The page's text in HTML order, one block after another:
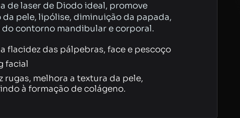
de laser de Diodo ideal, promove
da pele, lipólise, diminuição da papada,
do contorno mandibular e corporal.
flacidez das pálpebras, face e pescoço
facial
rugas, melhora a textura da pele,
à formação de colágeno.